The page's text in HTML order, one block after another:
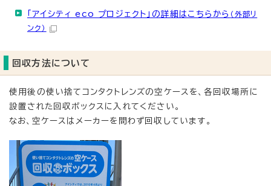
「アイシティ eco プロジェクト」の詳細はこちらから （外部リ
ンク）
回収方法について
使用後の使い捨てコンタクトレンズの空ケースを、各回収場所に
設置された回収ボックスに入れてください。
なお、空ケースはメーカーを問わず回収しています。